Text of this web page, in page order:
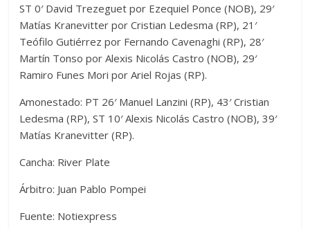
ST 0′ David Trezeguet por Ezequiel Ponce (NOB), 29′
Matías Kranevitter por Cristian Ledesma (RP), 21′
Teófilo Gutiérrez por Fernando Cavenaghi (RP), 28′
Martín Tonso por Alexis Nicolás Castro (NOB), 29′
Ramiro Funes Mori por Ariel Rojas (RP).
Amonestado: PT 26′ Manuel Lanzini (RP), 43′ Cristian
Ledesma (RP), ST 10′ Alexis Nicolás Castro (NOB), 39′
Matías Kranevitter (RP).
Cancha: River Plate
Árbitro: Juan Pablo Pompei
Fuente: Notiexpress